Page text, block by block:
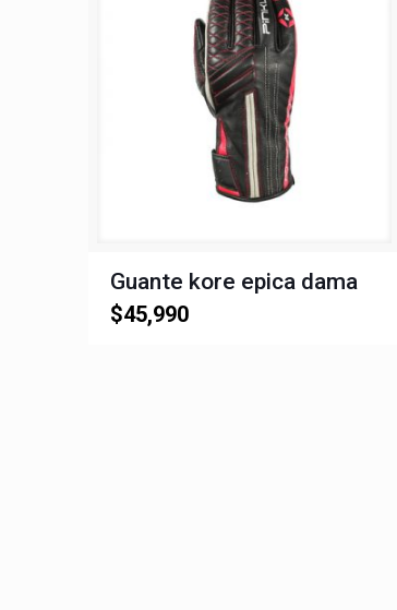
Guante kore epica dama
$45,990